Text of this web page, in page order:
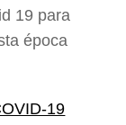
19 para
época
19